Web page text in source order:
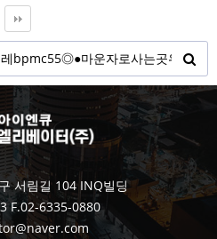
서림길 104 INQ빌딩
F.02-6335-0880